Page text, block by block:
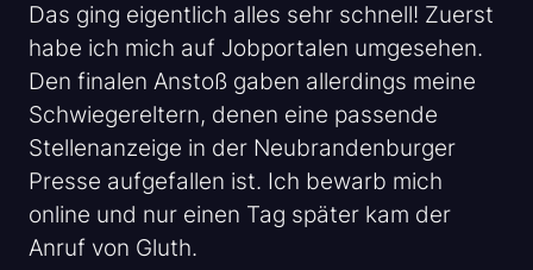
Das ging eigentlich alles sehr schnell! Zuerst
habe ich mich auf Jobportalen umgesehen.
Den finalen Anstoß gaben allerdings meine
Schwiegereltern, denen eine passende
Stellenanzeige in der Neubrandenburger
Presse aufgefallen ist. Ich bewarb mich
online und nur einen Tag später kam der
Anruf von Gluth.